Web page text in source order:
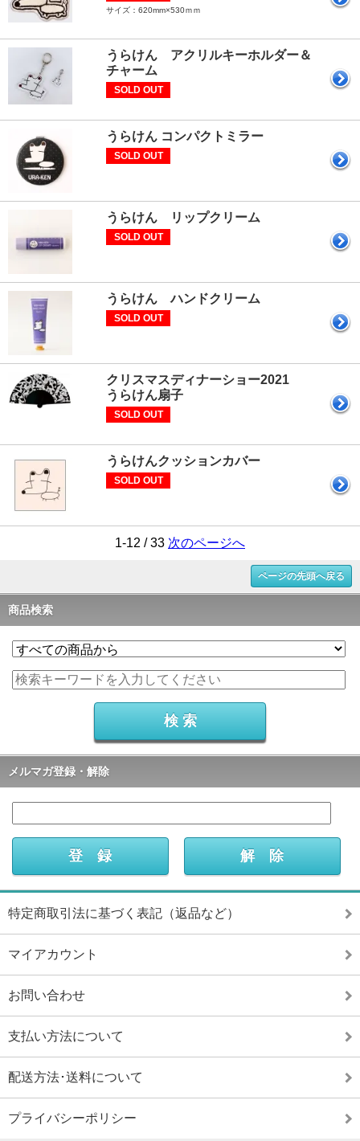
サイズ：620mm×530ｍｍ
うらけん アクリルキーホルダー＆
チャーム
SOLD OUT
うらけん コンパクトミラー
SOLD OUT
うらけん リップクリーム
SOLD OUT
うらけん ハンドクリーム
SOLD OUT
クリスマスディナーショー2021
うらけん扇子
SOLD OUT
うらけんクッションカバー
SOLD OUT
1-12 / 33 次のページへ
ページの先頭へ戻る
商品検索
メルマガ登録・解除
特定商取引法に基づく表記（返品など）
マイアカウント
お問い合わせ
支払い方法について
配送方法･送料について
プライバシーポリシー